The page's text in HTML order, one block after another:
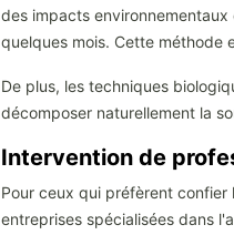
des impacts
quelques mois. Cette méthode
De plus, les techniques
décomposer naturellement la
Intervention de
Pour ceux qui préfèrent
entreprises spécialisées dans